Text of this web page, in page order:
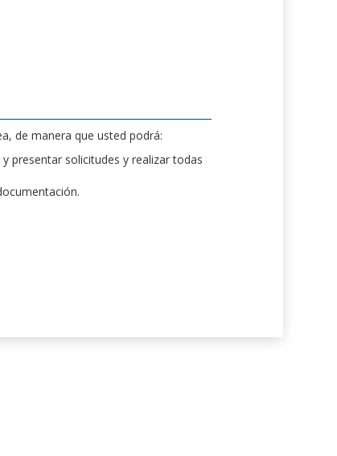
de manera que usted podrá:
presentar solicitudes y realizar todas